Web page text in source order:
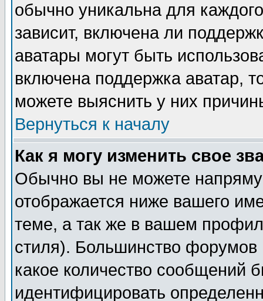
обычно уникальна для
зависит, включена ли
аватары могут быть
включена поддержка аватар,
можете выяснить у них
Вернуться к началу
Как я могу изменить свое
Обычно вы не можете
отображается ниже вашего
теме, а так же в вашем
стиля). Большинство форумов
какое количество сообщений
идентифицировать